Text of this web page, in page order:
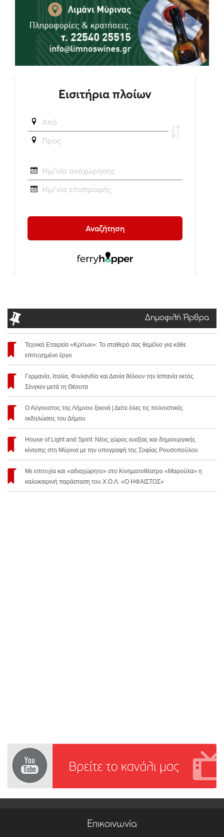
Δημοφιλή Άρθρα
Τεχνική Εταιρεία «Κρίτων»: Το σταθερό σας θεμέλιο για κάθε
επιτυχημένο έργο
Γερμανία, Ιταλία, Φινλανδία και Δανία θέλουν την Ισπανία εκτός
Σένγκεν μετά τη Θέουτα
Ο Αύγουστος της Λήμνου ξεκινά | Δείτε όλες τις πολιτιστικές
εκδηλώσεις του Δήμου
House of Light and Spirit: Νέος χώρος ευεξίας και δημιουργικής
κίνησης στη Μύρινα με την υπογραφή της Σοφίας Ρουσοπούλου
Με επιτυχία και «αδιαχώρητο» στο Κινηματοθέατρο «Μαρούλα» η
καλοκαιρινή παράσταση του Χ.Ο.Λ. «Ο ΗΦΑΙΣΤΟΣ»
Επικοινωνία